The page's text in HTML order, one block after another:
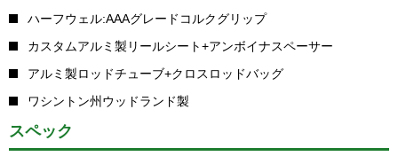
ハーフウェル:AAAグレードコルクグリップ
カスタムアルミ製リールシート+アンボイナスペーサー
アルミ製ロッドチューブ+クロスロッドバッグ
ワシントン州ウッドランド製
スペック